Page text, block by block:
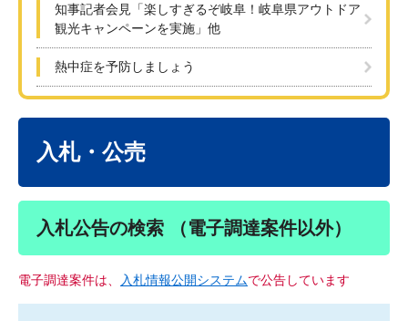
知事記者会見「楽しすぎるぞ岐阜！岐阜県アウトドア
観光キャンペーンを実施」他
熱中症を予防しましょう
入札・公売
入札公告の検索 （電子調達案件以外）
電子調達案件は、 入札情報公開システムで公告しています